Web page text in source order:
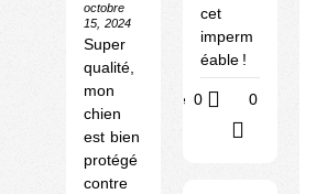
octobre
15, 2024
Super
qualité,
mon
chien
est bien
protégé
contre
cet
imperm
éable !
Utile 0 0